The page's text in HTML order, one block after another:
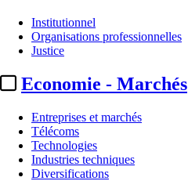
Institutionnel
Organisations professionnelles
Justice
Economie - Marchés
Entreprises et marchés
Télécoms
Technologies
Industries techniques
Diversifications